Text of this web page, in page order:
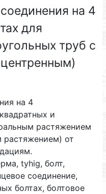
на 4
для
труб с
на 4
и
растяжением
растяжением) от
tyhig, болт,
соединение,
болтах, болтовое